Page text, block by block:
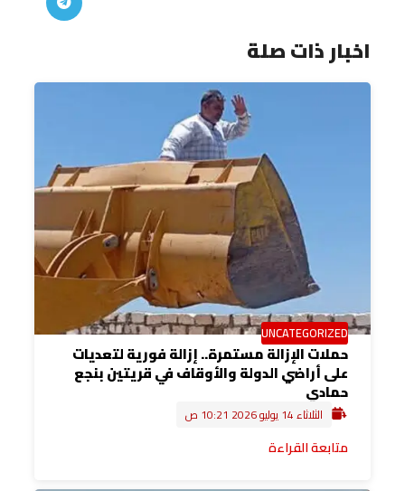
اخبار ذات صلة
UNCATEGORIZED
حملات الإزالة مستمرة.. إزالة فورية لتعديات
على أراضي الدولة والأوقاف في قريتين بنجع
حمادي
الثلاثاء 14 يوليو 2026 10:21 ص
متابعة القراءة